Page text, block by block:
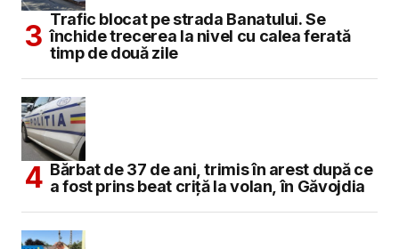
Trafic blocat pe strada Banatului. Se
închide trecerea la nivel cu calea ferată
timp de două zile
Bărbat de 37 de ani, trimis în arest după ce
a fost prins beat criță la volan, în Găvojdia